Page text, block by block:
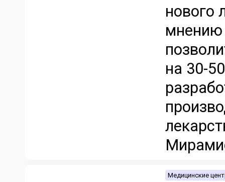
нового
мнению
на 30-
Медицинские